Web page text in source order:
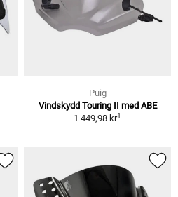
Puig
Vindskydd Touring II med ABE
1 449,98 kr1